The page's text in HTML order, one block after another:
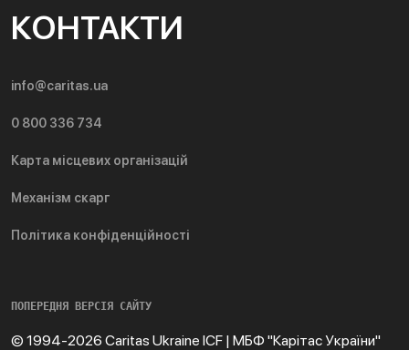
КОНТАКТИ
info@caritas.ua
0 800 336 734
Карта місцевих організацій
Механізм скарг
Політика конфіденційності
ПОПЕРЕДНЯ ВЕРСІЯ САЙТУ
© 1994-2026 Caritas Ukraine ICF | МБФ "Карітас України"